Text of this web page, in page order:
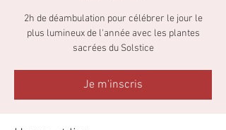
2h de déambulation pour célébrer le jour le
plus lumineux de l'année avec les plantes
sacrées du Solstice
Je m'inscris